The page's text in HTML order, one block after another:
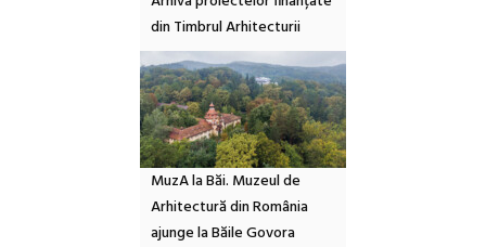
din Timbrul Arhitecturii
MuzA la Băi. Muzeul de
Arhitectură din România
ajunge la Băile Govora